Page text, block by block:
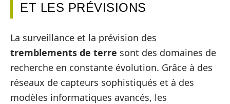
ET LES PRÉVISIONS
La surveillance et la prévision des
tremblements de terre sont des domaines de
recherche en constante évolution. Grâce à des
réseaux de capteurs sophistiqués et à des
modèles informatiques avancés, les